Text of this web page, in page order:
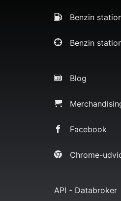
Benzin
Benzin
Blog
Facebook
Chrome-
API - Databroker